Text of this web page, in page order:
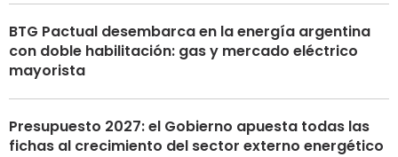
BTG Pactual desembarca en la energía argentina
con doble habilitación: gas y mercado eléctrico
mayorista
Presupuesto 2027: el Gobierno apuesta todas las
fichas al crecimiento del sector externo energético